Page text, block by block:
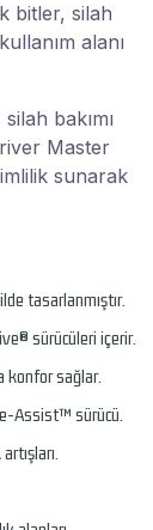
tasarlanmıştır.
sürücüleri içerir.
konfor sağlar.
Assist™ sürücü.
bitler, silah
alanı
bakımı
Master
sunarak